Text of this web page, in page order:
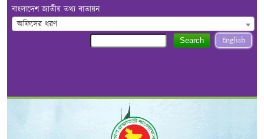
বাংলাদেশ জাতীয় তথ্য বাতায়ন
অফিসের ধরণ
English
Search